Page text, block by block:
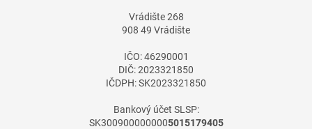
Vrádište 268
908 49 Vrádište
IČO: 46290001
DIČ: 2023321850
IČDPH: SK2023321850
Bankový účet SLSP:
SK3009000000005015179405